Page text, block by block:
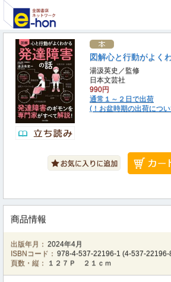
図解心と行動がよく
湯汲英史／監修
日本文芸社
990円
通常１～２日で出荷
(！お盆時期の出荷につ
商品情報
出版年月： 2024年4月
ISBNコード： 978-4-537-22196-1 (4-537-22196-
頁数・縦：
１２７Ｐ ２１ｃｍ